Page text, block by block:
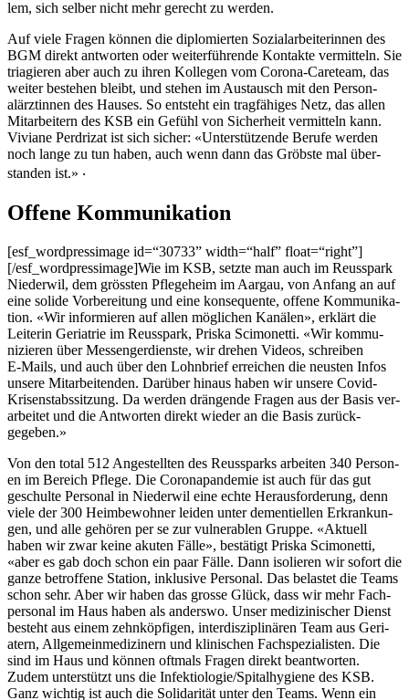
lem, sich sel­ber nicht mehr gerecht zu wer­den.
Auf viele Fra­gen kön­nen die diplomierten Sozialar­bei­t­erin­nen des
BGM direkt antworten oder weit­er­führende Kon­tak­te ver­mit­teln. Sie
triagieren aber auch zu ihren Kol­le­gen vom Coro­na-Careteam, das
weit­er beste­hen bleibt, und ste­hen im Aus­tausch mit den Per­son­
alärztin­nen des Haus­es. So entste­ht ein tragfähiges Netz, das allen
Mitar­beit­ern des KSB ein Gefühl von Sicher­heit ver­mit­teln kann.
Viviane Per­drizat ist sich sich­er: «Unter­stützende Berufe wer­den
noch lange zu tun haben, auch wenn dann das Gröb­ste mal über­
standen ist.» ‧
Offene Kommunikation
[esf_wordpressimage id=“30733” width=“half” float=“right”]
[/esf_wordpressimage]Wie im KSB, set­zte man auch im Reuss­park
Nieder­wil, dem grössten Pflege­heim im Aar­gau, von Anfang an auf
eine solide Vor­bere­itung und eine kon­se­quente, offene Kom­mu­nika­
tion. «Wir informieren auf allen möglichen Kanälen», erk­lärt die
Lei­t­erin Geri­atrie im Reuss­park, Priska Sci­mon­et­ti. «Wir kom­mu­
nizieren über Mes­sen­ger­di­en­ste, wir drehen Videos, schreiben
E‑Mails, und auch über den Lohn­brief erre­ichen die neusten Infos
unsere Mitar­bei­t­en­den. Darüber hin­aus haben wir unsere Covid-
Krisen­stab­ssitzung. Da wer­den drän­gende Fra­gen aus der Basis ver­
ar­beit­et und die Antworten direkt wieder an die Basis zurück­
gegeben.»
Von den total 512 Angestell­ten des Reuss­parks arbeit­en 340 Per­so­n­
en im Bere­ich Pflege. Die Coro­n­a­pan­demie ist auch für das gut
geschulte Per­son­al in Nieder­wil eine echte Her­aus­forderung, denn
viele der 300 Heim­be­wohn­er lei­den unter demen­tiellen Erkrankun­
gen, und alle gehören per se zur vul­ner­a­blen Gruppe. «Aktuell
haben wir zwar keine akuten Fälle», bestätigt Priska Sci­mon­et­ti,
«aber es gab doch schon ein paar Fälle. Dann isolieren wir sofort die
ganze betrof­fene Sta­tion, inklu­sive Per­son­al. Das belastet die Teams
schon sehr. Aber wir haben das grosse Glück, dass wir mehr Fach­
per­son­al im Haus haben als ander­swo. Unser medi­zinis­ch­er Dienst
beste­ht aus einem zehnköp­fi­gen, inter­diszi­plinären Team aus Geri­
atern, All­ge­mein­medi­zin­ern und klin­is­chen Fach­spezial­is­ten. Die
sind im Haus und kön­nen oft­mals Fra­gen direkt beant­worten.
Zudem unter­stützt uns die Infektiologie/Spitalhygiene des KSB.
Ganz wichtig ist auch die Sol­i­dar­ität unter den Teams. Wenn ein